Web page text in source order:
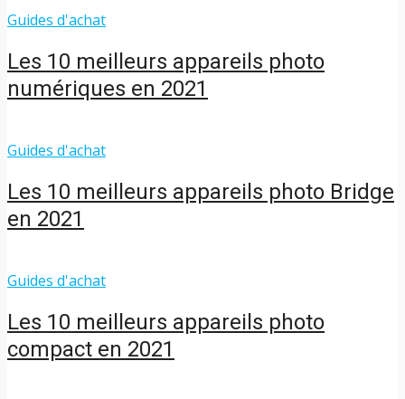
Guides d'achat
Les 10 meilleurs appareils photo
numériques en 2021
Guides d'achat
Les 10 meilleurs appareils photo Bridge
en 2021
Guides d'achat
Les 10 meilleurs appareils photo
compact en 2021